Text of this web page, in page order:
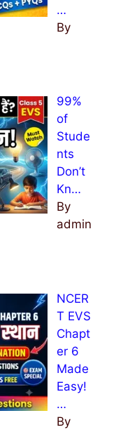
…
By
99%
of
Stude
nts
Don’t
Kn…
By
admin
NCER
T EVS
Chapt
er 6
Made
Easy!
…
By